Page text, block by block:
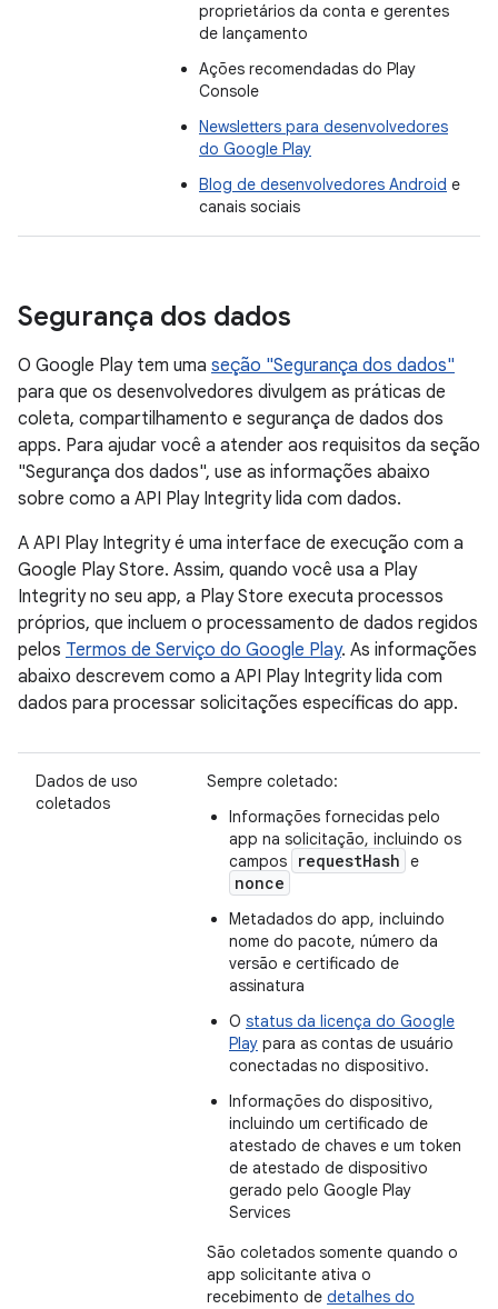
proprietários da conta e gerentes
de lançamento
Ações recomendadas do Play
Console
Newsletters para desenvolvedores
do Google Play
Blog de desenvolvedores Android e
canais sociais
Segurança dos dados
O Google Play tem uma seção "Segurança dos dados"
para que os desenvolvedores divulgem as práticas de
coleta, compartilhamento e segurança de dados dos
apps. Para ajudar você a atender aos requisitos da seção
"Segurança dos dados", use as informações abaixo
sobre como a API Play Integrity lida com dados.
A API Play Integrity é uma interface de execução com a
Google Play Store. Assim, quando você usa a Play
Integrity no seu app, a Play Store executa processos
próprios, que incluem o processamento de dados regidos
pelos Termos de Serviço do Google Play. As informações
abaixo descrevem como a API Play Integrity lida com
dados para processar solicitações específicas do app.
Dados de uso
coletados
Sempre coletado:
Informações fornecidas pelo
app na solicitação, incluindo os
campos
requestHash e
nonce
Metadados do app, incluindo
nome do pacote, número da
versão e certificado de
assinatura
O status da licença do Google
Play para as contas de usuário
conectadas no dispositivo.
Informações do dispositivo,
incluindo um certificado de
atestado de chaves e um token
de atestado de dispositivo
gerado pelo Google Play
Services
São coletados somente quando o
app solicitante ativa o
recebimento de detalhes do